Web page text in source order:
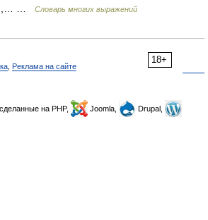
…
Словарь многих выражений
18+
Реклама на сайте
, сделанные на PHP, Joomla,
Drupal,